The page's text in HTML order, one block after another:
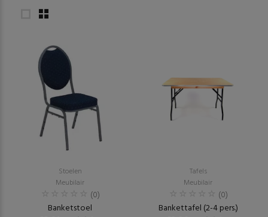
Stoelen
Meubilair
(0)
Banketstoel
Tafels
Meubilair
(0)
Bankettafel (2-4 pers.)